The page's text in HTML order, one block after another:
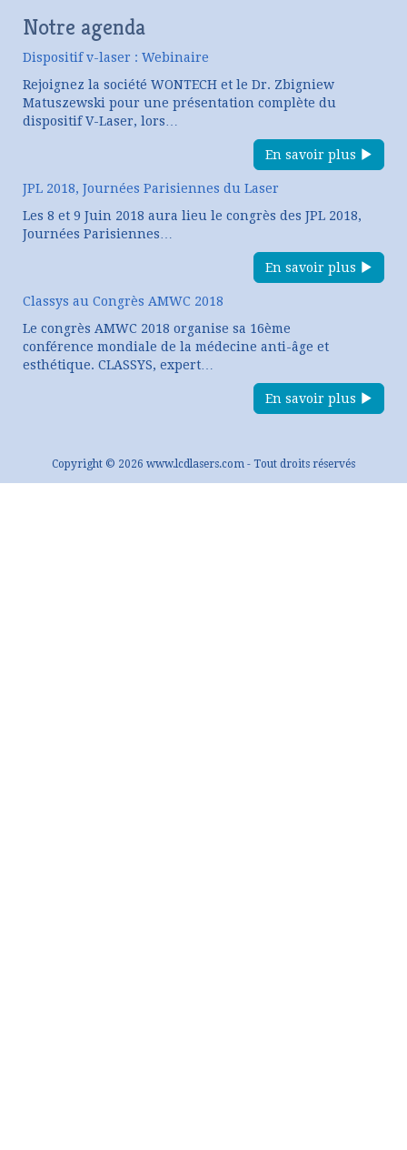
Notre agenda
Dispositif v-laser : Webinaire
Rejoignez la société WONTECH et le Dr. Zbigniew
Matuszewski pour une présentation complète du
dispositif V-Laser, lors…
En savoir plus
JPL 2018, Journées Parisiennes du Laser
Les 8 et 9 Juin 2018 aura lieu le congrès des JPL 2018,
Journées Parisiennes…
En savoir plus
Classys au Congrès AMWC 2018
Le congrès AMWC 2018 organise sa 16ème
conférence mondiale de la médecine anti-âge et
esthétique. CLASSYS, expert…
En savoir plus
Copyright © 2026 www.lcdlasers.com - Tout droits réservés